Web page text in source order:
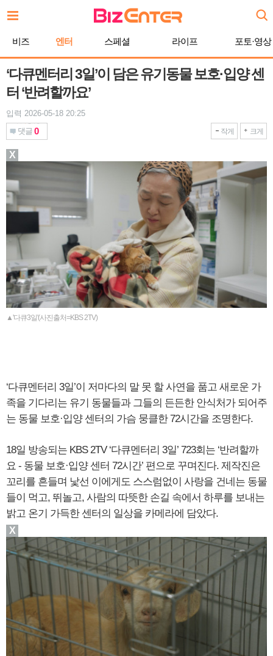
문
비즈 엔터 스페셜 라이프 포토·영상
‘다큐멘터리 3일’이 담은 유기동물 보호·입양 센
터 ‘반려할까요’
입력 2026-05-18 20:25
댓글 0 작게 크게
▲'다큐3일'(사진출처=KBS 2TV)
‘다큐멘터리 3일’이 저마다의 말 못 할 사연을 품고 새로운 가
족을 기다리는 유기 동물들과 그들의 든든한 안식처가 되어주
는 동물 보호·입양 센터의 가슴 뭉클한 72시간을 조명한다.
18일 방송되는 KBS 2TV ‘다큐멘터리 3일’ 723회는 ‘반려할까
요 - 동물 보호·입양 센터 72시간’ 편으로 꾸며진다. 제작진은
꼬리를 흔들며 낯선 이에게도 스스럼없이 사랑을 건네는 동물
들이 먹고, 뛰놀고, 사람의 따뜻한 손길 속에서 하루를 보내는
밝고 온기 가득한 센터의 일상을 카메라에 담았다.
X
X